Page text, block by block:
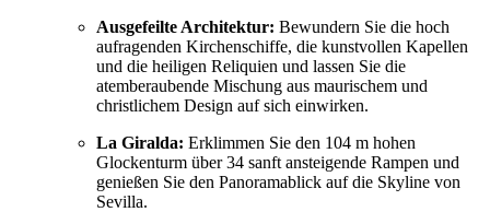
Ausgefeilte Architektur: Bewundern Sie die hoch
aufragenden Kirchenschiffe, die kunstvollen Kapellen
und die heiligen Reliquien und lassen Sie die
atemberaubende Mischung aus maurischem und
christlichem Design auf sich einwirken.
La Giralda: Erklimmen Sie den 104 m hohen
Glockenturm über 34 sanft ansteigende Rampen und
genießen Sie den Panoramablick auf die Skyline von
Sevilla.